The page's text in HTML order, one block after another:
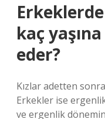
kaç
eder?
Kızlar adetten
Erkekler ise
ve ergenlik